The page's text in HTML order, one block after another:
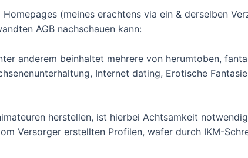
(meines erachtens via ein & derselben
AGB nachschauen kann:
anderem beinhaltet mehrere von herumtoben,
Internet dating, Erotische
herstellen, ist hierbei Achtsamkeit
Versorger erstellten Profilen, wafer durch IKM-